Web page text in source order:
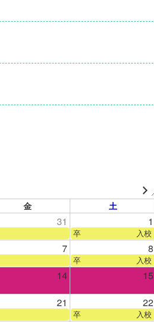
金 土
31 1
卒 入校
7 8
卒 入校
14 15
21 22
卒 入校